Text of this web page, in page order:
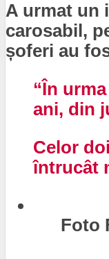
A urmat un
carosabil,
șoferi au
“În
ani, din
Celor
întrucât
Foto